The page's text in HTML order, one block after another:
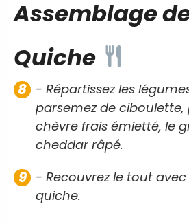
Assemblage
Quiche
- Répartissez les
parsemez de ciboulette,
chèvre frais émietté, le
cheddar râpé.
- Recouvrez le tout
quiche.